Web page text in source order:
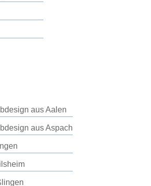
aus Aalen
aus Aspach